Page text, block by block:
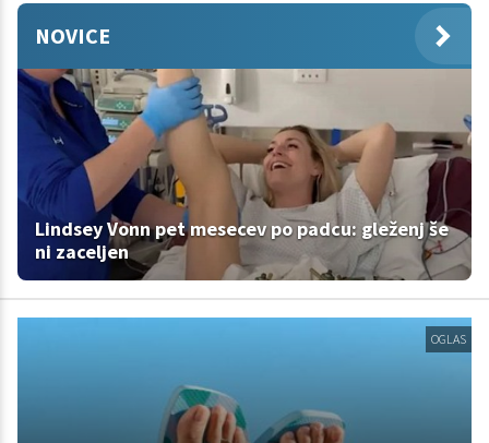
NOVICE
Lindsey Vonn pet mesecev po padcu: gleženj še
ni zaceljen
OGLAS